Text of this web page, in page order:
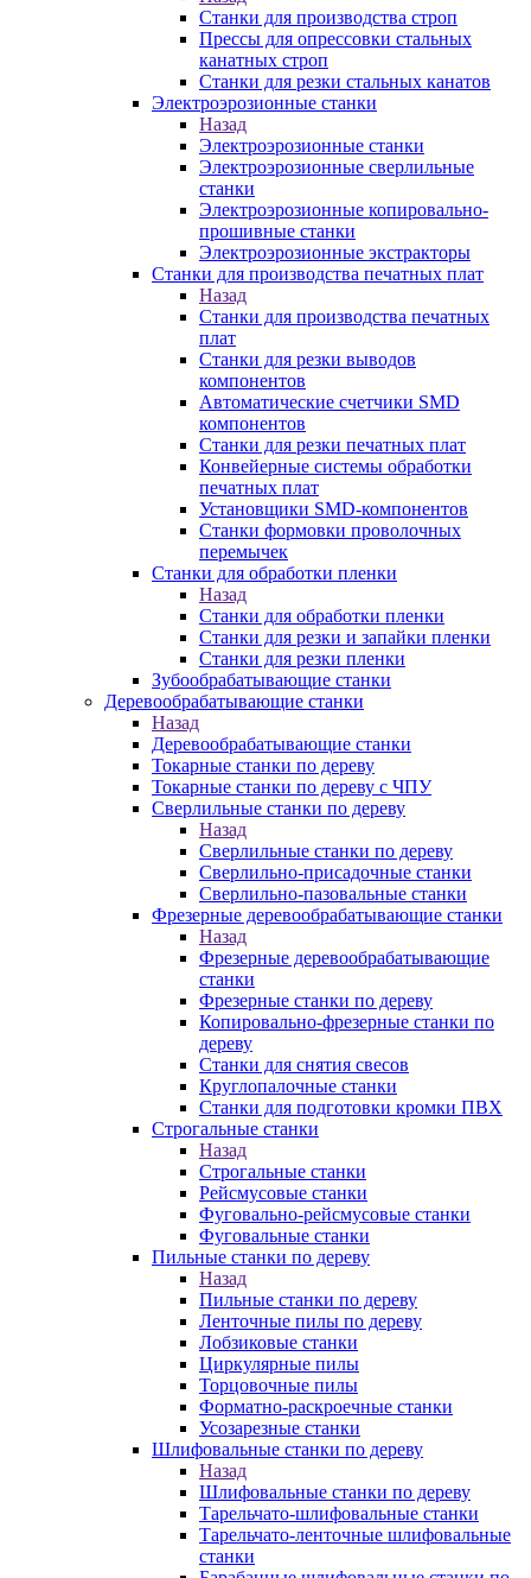
Станки для производства строп
Прессы для опрессовки стальных
канатных строп
Станки для резки стальных канатов
Электроэрозионные станки
Назад
Электроэрозионные станки
Электроэрозионные сверлильные
станки
Электроэрозионные копировально-
прошивные станки
Электроэрозионные экстракторы
Станки для производства печатных плат
Назад
Станки для производства печатных
плат
Станки для резки выводов
компонентов
Автоматические счетчики SMD
компонентов
Станки для резки печатных плат
Конвейерные системы обработки
печатных плат
Установщики SMD-компонентов
Станки формовки проволочных
перемычек
Станки для обработки пленки
Назад
Станки для обработки пленки
Станки для резки и запайки пленки
Станки для резки пленки
Зубообрабатывающие станки
Деревообрабатывающие станки
Назад
Деревообрабатывающие станки
Токарные станки по дереву
Токарные станки по дереву с ЧПУ
Сверлильные станки по дереву
Назад
Сверлильные станки по дереву
Сверлильно-присадочные станки
Сверлильно-пазовальные станки
Фрезерные деревообрабатывающие станки
Назад
Фрезерные деревообрабатывающие
станки
Фрезерные станки по дереву
Копировально-фрезерные станки по
дереву
Станки для снятия свесов
Круглопалочные станки
Станки для подготовки кромки ПВХ
Строгальные станки
Назад
Строгальные станки
Рейсмусовые станки
Фуговально-рейсмусовые станки
Фуговальные станки
Пильные станки по дереву
Назад
Пильные станки по дереву
Ленточные пилы по дереву
Лобзиковые станки
Циркулярные пилы
Торцовочные пилы
Форматно-раскроечные станки
Усозарезные станки
Шлифовальные станки по дереву
Назад
Шлифовальные станки по дереву
Тарельчато-шлифовальные станки
Тарельчато-ленточные шлифовальные
станки